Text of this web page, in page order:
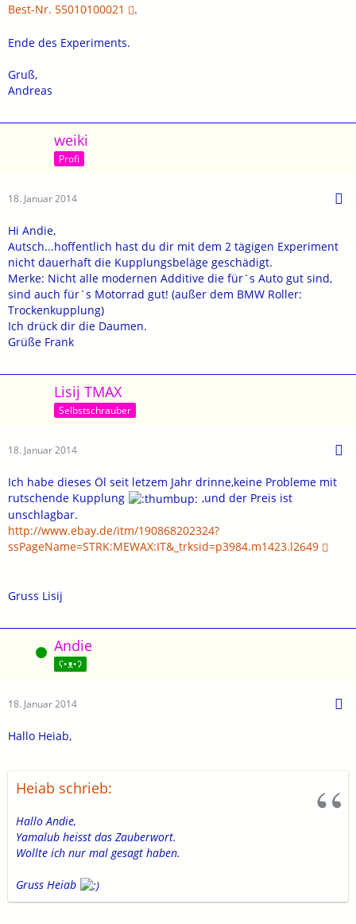
Best-Nr. 55010100021
.
Ende des Experiments.
Gruß,
Andreas
weiki
Profi
18. Januar 2014
Hi Andie,
Autsch...hoffentlich hast du dir mit dem 2 tägigen Experiment
nicht dauerhaft die Kupplungsbeläge geschädigt.
Merke: Nicht alle modernen Additive die für`s Auto gut sind,
sind auch für`s Motorrad gut! (außer dem BMW Roller:
Trockenkupplung)
Ich drück dir die Daumen.
Grüße Frank
Lisij TMAX
Selbstschrauber
18. Januar 2014
Ich habe dieses Öl seit letzem Jahr drinne,keine Probleme mit
rutschende Kupplung
,und der Preis ist
unschlagbar.
http://www.ebay.de/itm/190868202324?
ssPageName=STRK:MEWAX:IT&_trksid=p3984.m1423.l2649
Gruss Lisij
Online Andie
ʕ•ᴥ•ʔ
18. Januar 2014
Hallo Heiab,
Heiab schrieb:
Hallo Andie,
Yamalub heisst das Zauberwort.
Wollte ich nur mal gesagt haben.
Gruss Heiab